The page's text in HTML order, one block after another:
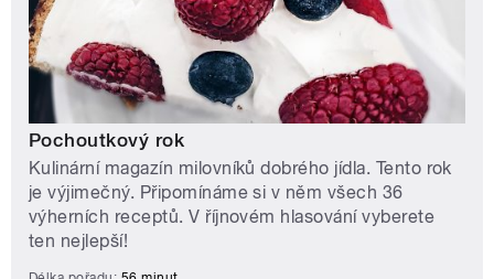
Pochoutkový rok
Kulinární magazín milovníků dobrého jídla. Tento rok
je výjimečný. Připomínáme si v něm všech 36
výherních receptů. V říjnovém hlasování vyberete
ten nejlepší!